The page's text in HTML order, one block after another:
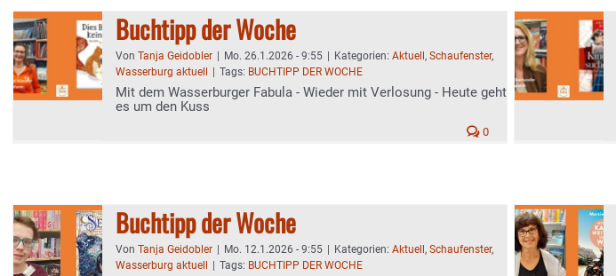
Buchtipp der Woche
Von Tanja Geidobler Mo. 26.1.2026 - 9:55 Kategorien: Aktuell , Schaufenster,
Wasserburg aktuell
Tags: BUCHTIPP DER WOCHE
Mit dem Wasserburger Fabula - Wieder mit Verlosung - Heute geht
es um den Kuss
0
Buchtipp der Woche
Von Tanja Geidobler Mo. 12.1.2026 - 9:55 Kategorien: Aktuell , Schaufenster,
Wasserburg aktuell
Tags: BUCHTIPP DER WOCHE